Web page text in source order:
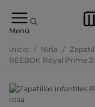
Menú
Inicio / Niña /
REEBOK Royal Prime